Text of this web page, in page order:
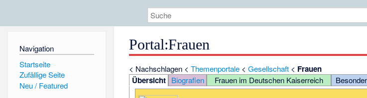
Navigation
Startseite
Zufällige Seite
Neu / Featured
Portal:Frauen
< Nachschlagen <Themenportale <Gesellschaft < Frauen
Übersicht Biografien Frauen im Deutschen Kaiserreich